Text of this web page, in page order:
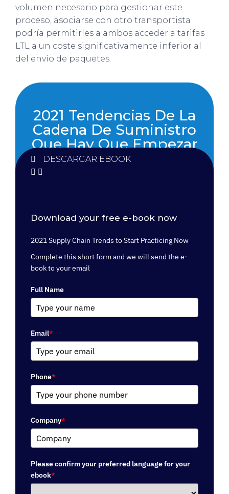
volumen necesario para gestionar este
proceso, asociarse con otro transportista
podría permitirles a ambos acceder a tarifas
LTL a un coste significativamente inferior al
del envío de paquetes.
2021 Tendencias De La
Cadena De Suministro
Que Hay Que Empezar
A Practicar Ya
DESCARGAR EBOOK
Download your free e-book now
2021 Supply Chain Trends to Start Practicing Now
Complete this short form and we will send the e-
book to your email
Full Name
Email*
Phone*
Company*
Please confirm your preferred language for your
ebook*